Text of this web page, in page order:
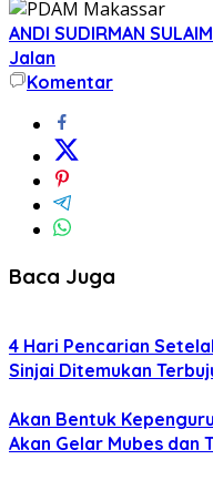
ANDI SUDIRMAN
Jalan
Komentar
Baca Juga
4 Hari Pencarian
Sinjai Ditemukan
Akan Bentuk
Akan Gelar Mubes dan